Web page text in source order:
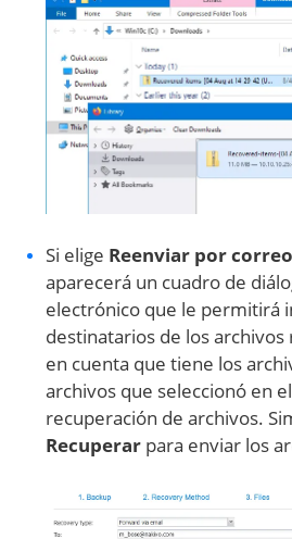
Si elige Reenviar por
aparecerá un cuadro de
electrónico que le permitirá
destinatarios de los archivos
en cuenta que tiene los
archivos que seleccionó en
recuperación de archivos.
Recuperar para enviar los